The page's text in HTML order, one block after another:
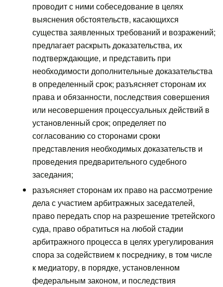
проводит с ними собеседование в целях
выяснения обстоятельств, касающихся
существа заявленных требований и возражений;
предлагает раскрыть доказательства, их
подтверждающие, и представить при
необходимости дополнительные доказательства
в определенный срок; разъясняет сторонам их
права и обязанности, последствия совершения
или несовершения процессуальных действий в
установленный срок; определяет по
согласованию со сторонами сроки
представления необходимых доказательств и
проведения предварительного судебного
заседания;
разъясняет сторонам их право на рассмотрение
дела с участием арбитражных заседателей,
право передать спор на разрешение третейского
суда, право обратиться на любой стадии
арбитражного процесса в целях урегулирования
спора за содействием к посреднику, в том числе
к медиатору, в порядке, установленном
федеральным законом, и последствия